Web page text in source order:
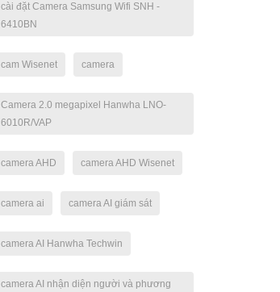
cài đặt Camera Samsung Wifi SNH -
6410BN
cam Wisenet camera
Camera 2.0 megapixel Hanwha LNO-
6010R/VAP
camera AHD camera AHD Wisenet
camera ai camera AI giám sát
camera AI Hanwha Techwin
camera AI nhận diện người và phương